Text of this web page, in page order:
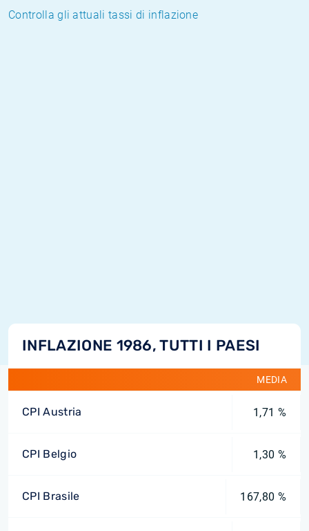
Controlla gli attuali tassi di inflazione
INFLAZIONE 1986, TUTTI I PAESI
MEDIA
CPI Austria 1,71 %
CPI Belgio 1,30 %
CPI Brasile 167,80 %